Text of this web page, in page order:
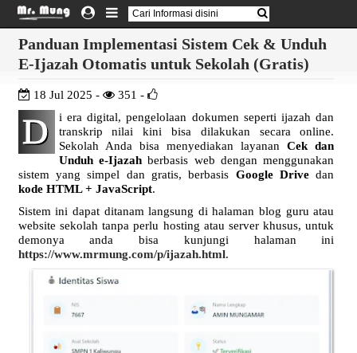
Panduan Implementasi Sistem Cek & Unduh
E-Ijazah Otomatis untuk Sekolah (Gratis)
18 Jul 2025 - 351 -
D
i era digital, pengelolaan dokumen seperti ijazah dan
transkrip nilai kini bisa dilakukan secara online.
Sekolah Anda bisa menyediakan layananCek dan
Unduh e-Ijazah berbasis web dengan menggunakan
sistem yang simpel dan gratis, berbasis Google Drive dan
kode HTML + JavaScript.
Sistem ini dapat ditanam langsung di halaman blog guru atau
website sekolah tanpa perlu hosting atau server khusus, untuk
demonya anda bisa kunjungi halaman ini
https://www.mrmung.com/p/ijazah.html.